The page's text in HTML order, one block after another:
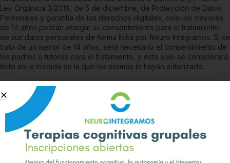
Ley Orgánica 3/2018, de 5 de diciembre, de Protección de Datos
Personales y garantía de los derechos digitales, solo los mayores
de 14 años podrán otorgar su consentimiento para el tratamiento
de sus datos personales de forma lícita por Neuro Integramos. Si se
trata de un menor de 14 años, será necesario el consentimiento de
los padres o tutores para el tratamiento, y este solo se considerará
lícito en la medida en la que los mismos lo hayan autorizado.
Secreto y seguridad de los datos personales
Neuro Integramos
se compromete a adoptar las medidas técnicas y
organizativas necesarias, según el nivel de seguridad adecuado al
riesgo de los datos recogidos, de forma que se garantice la
seguridad de los datos de carácter personal y se evite la
destrucción, pérdida o alteración accidental o ilícita de datos
personales transmitidos, conservados o tratados de otra forma, o la
comunicación o acceso no autorizados a dichos datos.